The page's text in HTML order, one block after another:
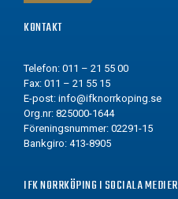
KONTAKT
Telefon: 011 – 21 55 00
Fax: 011 – 21 55 15
E-post: info@ifknorrkoping.se
Org.nr: 825000-1644
Föreningsnummer: 02291-15
Bankgiro: 413-8905
IFK NORRKÖPING I SOCIALA MEDIER